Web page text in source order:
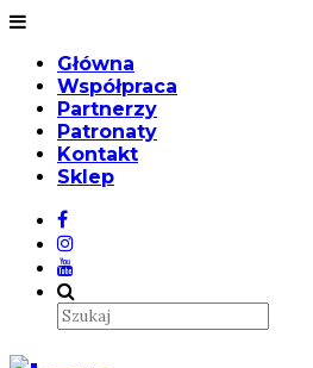
Główna
Współpraca
Partnerzy
Patronaty
Kontakt
Sklep